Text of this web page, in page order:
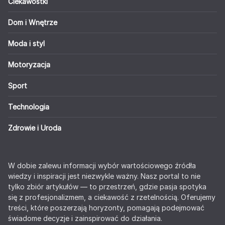
Dom i Wnętrze
Moda i styl
Motoryzacja
Sport
Technologia
Zdrowie i Uroda
W dobie zalewu informacji wybór wartościowego źródła
wiedzy i inspiracji jest niezwykle ważny. Nasz portal to nie
tylko zbiór artykułów — to przestrzeń, gdzie pasja spotyka
się z profesjonalizmem, a ciekawość z rzetelnością. Oferujemy
treści, które poszerzają horyzonty, pomagają podejmować
świadome decyzje i zainspirować do działania.